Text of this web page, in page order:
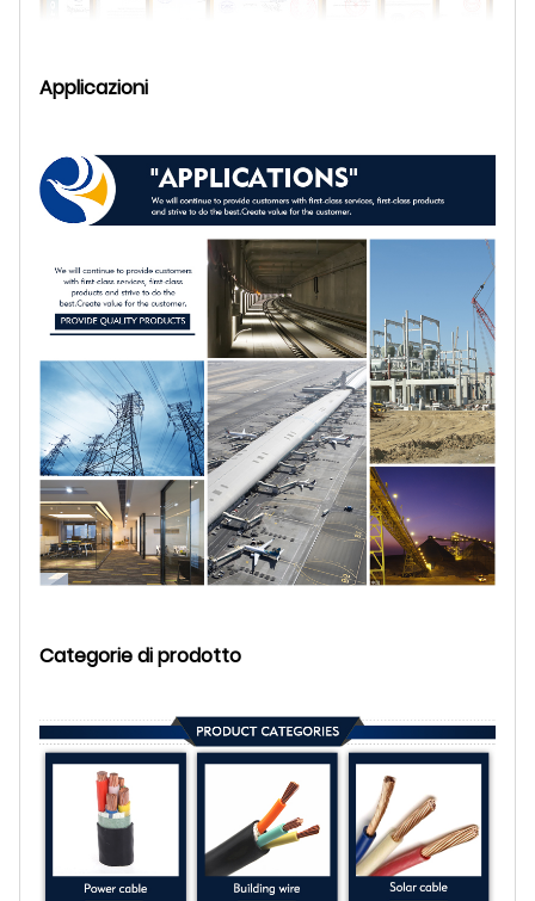
Applicazioni
Categorie di prodotto